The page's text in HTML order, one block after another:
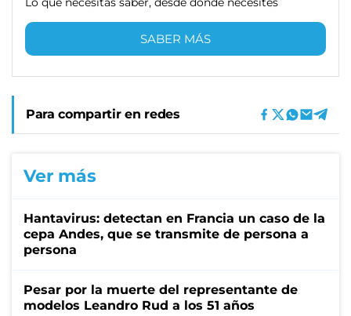
SABER MÁS
Para compartir en redes
Ver más
Hantavirus: detectan en Francia un caso de la
cepa Andes, que se transmite de persona a
persona
Pesar por la muerte del representante de
modelos Leandro Rud a los 51 años